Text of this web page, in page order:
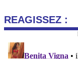
REAGISSEZ :